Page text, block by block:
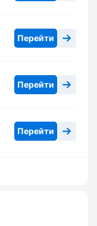
Перейти
Перейти
Перейти